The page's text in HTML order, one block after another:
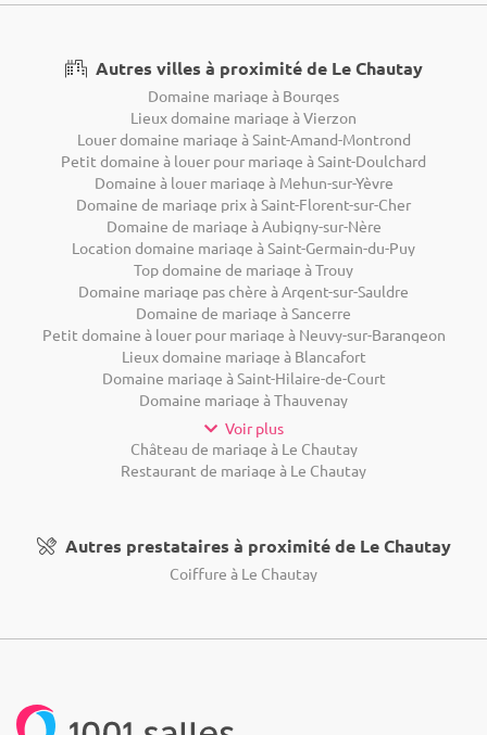
Autres villes à proximité de Le Chautay
Domaine mariage à Bourges
Lieux domaine mariage à Vierzon
Louer domaine mariage à Saint-Amand-Montrond
Petit domaine à louer pour mariage à Saint-Doulchard
Domaine à louer mariage à Mehun-sur-Yèvre
Domaine de mariage prix à Saint-Florent-sur-Cher
Domaine de mariage à Aubigny-sur-Nère
Location domaine mariage à Saint-Germain-du-Puy
Top domaine de mariage à Trouy
Domaine mariage pas chère à Argent-sur-Sauldre
Domaine de mariage à Sancerre
Petit domaine à louer pour mariage à Neuvy-sur-Barangeon
Lieux domaine mariage à Blancafort
Domaine mariage à Saint-Hilaire-de-Court
Domaine mariage à Thauvenay
Voir plus
Château de mariage à Le Chautay
Restaurant de mariage à Le Chautay
Autres prestataires à proximité de Le Chautay
Coiffure à Le Chautay